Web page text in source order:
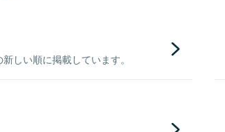
しい順に掲載しています。